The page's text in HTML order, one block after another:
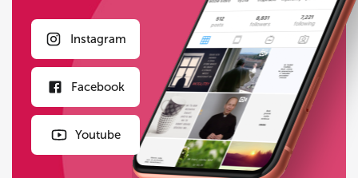
Instagram
Facebook
Youtube